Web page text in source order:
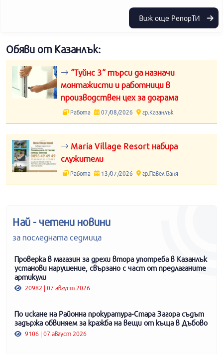
Виж още РепорТИ
Обяви от Казанлък:
“Туйнс 3“ търси да назначи
монтажисти и работници в
производствен цех за дограма
Работа 07/08/2026 гр.Казанлък
Maria Village Resort набира
служители
Работа 13/07/2026 гр.Павел Баня
Най - четени новини
за последната седмица
Проверка в магазин за дрехи втора употреба в Казанлък
установи нарушение, свързано с част от предлаганите
артикули
20982 | 07 август 2026
По искане на Районна прокуратура-Стара Загора съдът
задържа обвиняем за кражба на вещи от къща в Дъбово
9106 | 07 август 2026